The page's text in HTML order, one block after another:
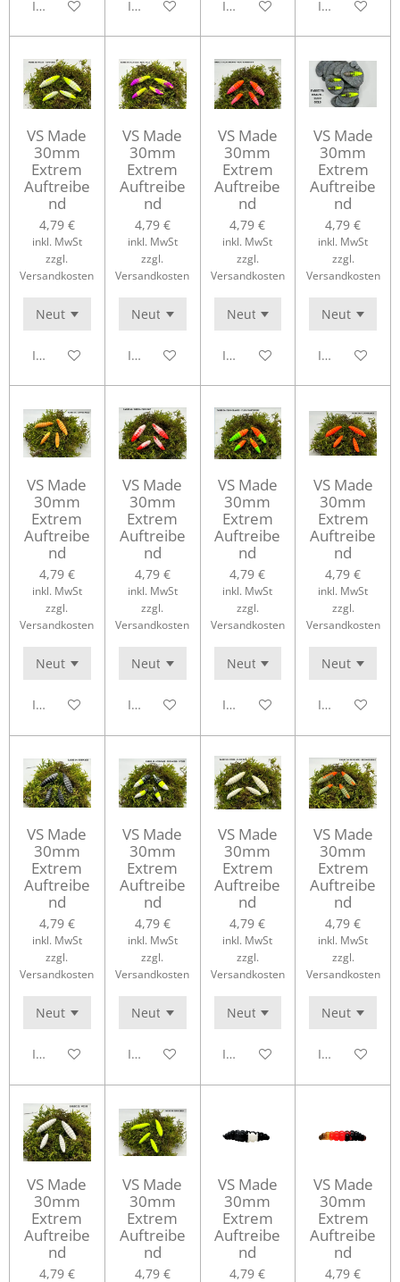
In den WarenkorbIn den WarenkorbIn den WarenkorbIn den
VS Made
30mm
Extrem
Auftreibe
nd
4,79 €
inkl. MwSt
zzgl.
Versandkosten
In den Warenkorb
VS Made
30mm
Extrem
Auftreibe
nd
4,79 €
inkl. MwSt
zzgl.
Versandkosten
In den Warenkorb
VS Made
30mm
Extrem
Auftreibe
nd
4,79 €
inkl. MwSt
zzgl.
Versandkosten
In den Warenkorb
VS Made
30mm
Extrem
Auftreibe
nd
4,79 €
inkl. MwSt
zzgl.
Versandkosten
In den
VS Made
30mm
Extrem
Auftreibe
nd
4,79 €
inkl. MwSt
zzgl.
Versandkosten
In den Warenkorb
VS Made
30mm
Extrem
Auftreibe
nd
4,79 €
inkl. MwSt
zzgl.
Versandkosten
In den Warenkorb
VS Made
30mm
Extrem
Auftreibe
nd
4,79 €
inkl. MwSt
zzgl.
Versandkosten
In den Warenkorb
VS Made
30mm
Extrem
Auftreibe
nd
4,79 €
inkl. MwSt
zzgl.
Versandkosten
In den
VS Made
30mm
Extrem
Auftreibe
nd
4,79 €
inkl. MwSt
zzgl.
Versandkosten
In den Warenkorb
VS Made
30mm
Extrem
Auftreibe
nd
4,79 €
inkl. MwSt
zzgl.
Versandkosten
In den Warenkorb
VS Made
30mm
Extrem
Auftreibe
nd
4,79 €
inkl. MwSt
zzgl.
Versandkosten
In den Warenkorb
VS Made
30mm
Extrem
Auftreibe
nd
4,79 €
inkl. MwSt
zzgl.
Versandkosten
In den
VS Made
30mm
Extrem
Auftreibe
nd
4,79 €
VS Made
30mm
Extrem
Auftreibe
nd
4,79 €
VS Made
30mm
Extrem
Auftreibe
nd
4,79 €
VS Made
30mm
Extrem
Auftreibe
nd
4,79 €